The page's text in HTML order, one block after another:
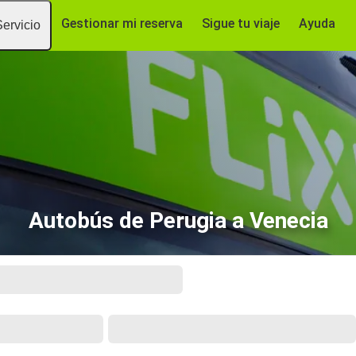
Gestionar mi reserva Sigue tu viaje Ayuda
Autobús de Perugia a Venecia